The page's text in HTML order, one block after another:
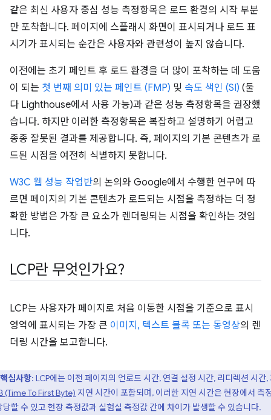
같은 최신 사용자 중심 성능 측정항목은 로드 환경의 시작 부분
만 포착합니다. 페이지에 스플래시 화면이 표시되거나 로드 표
시기가 표시되는 순간은 사용자와 관련성이 높지 않습니다.
이전에는 초기 페인트 후 로드 환경을 더 많이 포착하는 데 도움
이 되는 첫 번째 의미 있는 페인트 (FMP) 및 속도 색인 (SI) (둘
다 Lighthouse에서 사용 가능)과 같은 성능 측정항목을 권장했
습니다. 하지만 이러한 측정항목은 복잡하고 설명하기 어렵고
종종 잘못된 결과를 제공합니다. 즉, 페이지의 기본 콘텐츠가 로
드된 시점을 여전히 식별하지 못합니다.
W3C 웹 성능 작업반의 논의와 Google에서 수행한 연구에 따
르면 페이지의 기본 콘텐츠가 로드되는 시점을 측정하는 더 정
확한 방법은 가장 큰 요소가 렌더링되는 시점을 확인하는 것입
니다.
LCP란 무엇인가요?
LCP는 사용자가 페이지로 처음 이동한 시점을 기준으로 표시
영역에 표시되는 가장 큰 이미지, 텍스트 블록 또는 동영상의 렌
더링 시간을 보고합니다.
핵심사항: LCP에는 이전 페이지의 언로드 시간, 연결 설정 시간, 리디렉션 시간,
(Time To First Byte) 지연 시간이 포함되며, 이러한 지연 시간은 현장에서 측
당할 수 있고 현장 측정값과 실험실 측정값 간에 차이가 발생할 수 있습니다.